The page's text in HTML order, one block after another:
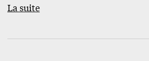
La suite